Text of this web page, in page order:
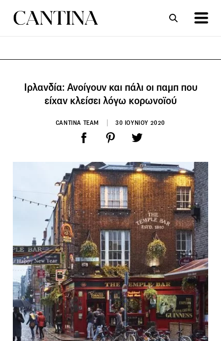
Ιρλανδία: Ανοίγουν και πάλι οι παμπ που
είχαν κλείσει λόγω κορωνοϊού
CANTINA TEAM 30 ΙΟΥΝΙΟΥ 2020